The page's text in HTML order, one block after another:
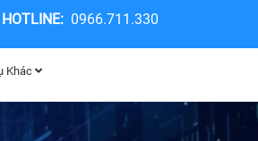
HOTLINE: 0966.711.330
Khác